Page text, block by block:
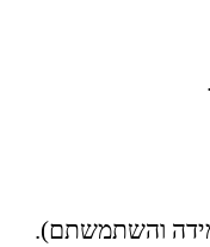
והשתמשתם).